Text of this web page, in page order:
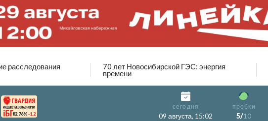
расследования 70 лет Новосибирской ГЭС: энергия
времени
82.76% -1.2
сегодня
09 августа, 15:02
пробки
5/10